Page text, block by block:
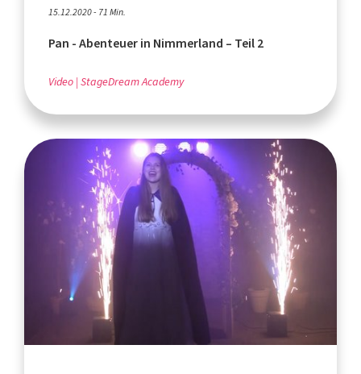
15.12.2020 - 71 Min.
Pan - Abenteuer in Nimmerland – Teil 2
Video StageDream Academy